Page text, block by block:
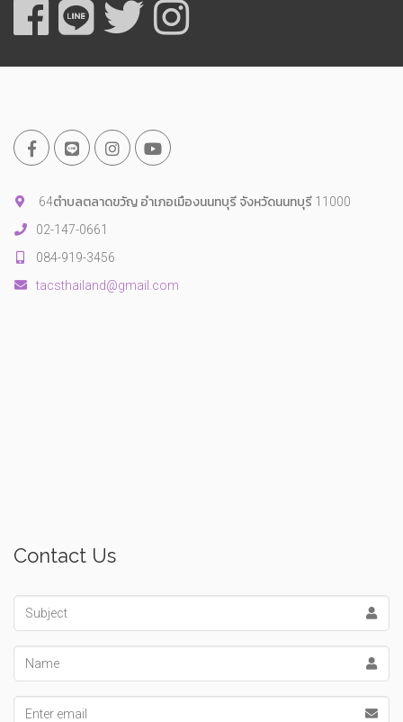
64ตำบลตลาดขวัญ อำเภอเมืองนนทบุรี จังหวัดนนทบุรี 11000
02-147-0661
084-919-3456
tacsthailand@gmail.com
Contact Us